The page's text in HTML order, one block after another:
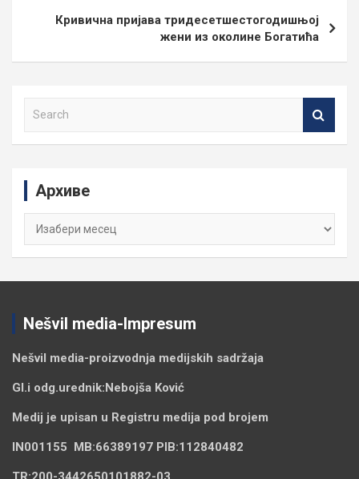
Кривична пријава тридесетшестогодишњој
жени из околине Богатића
Архиве
Архиве
Nešvil media-Impresum
Nešvil media-proizvodnja medijskih sadržaja
Gl.i odg.urednik:Nebojša Ković
Medij je upisan u Registru medija pod brojem
IN001155 MB:66389197 PIB:112840482